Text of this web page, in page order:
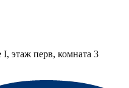
этаж перв, комната 3